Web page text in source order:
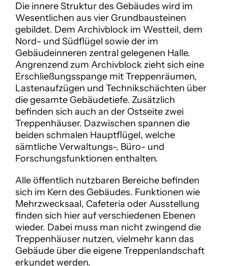
Die innere Struktur des Gebäudes wird im
Wesentlichen aus vier Grundbausteinen
gebildet. Dem Archivblock im Westteil, dem
Nord- und Südflügel sowie der im
Gebäudeinneren zentral gelegenen Halle.
Angrenzend zum Archivblock zieht sich eine
Erschließungsspange mit Treppenräumen,
Lastenaufzügen und Technikschächten über
die gesamte Gebäudetiefe. Zusätzlich
befinden sich auch an der Ostseite zwei
Treppenhäuser. Dazwischen spannen die
beiden schmalen Hauptflügel, welche
sämtliche Verwaltungs-, Büro- und
Forschungsfunktionen enthalten.
Alle öffentlich nutzbaren Bereiche befinden
sich im Kern des Gebäudes. Funktionen wie
Mehrzwecksaal, Cafeteria oder Ausstellung
finden sich hier auf verschiedenen Ebenen
wieder. Dabei muss man nicht zwingend die
Treppenhäuser nutzen, vielmehr kann das
Gebäude über die eigene Treppenlandschaft
erkundet werden.